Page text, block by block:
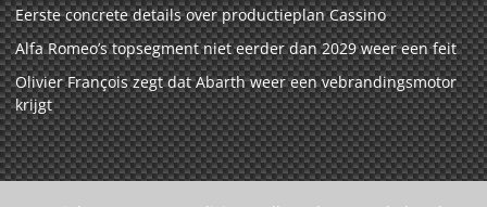
Eerste concrete details over productieplan Cassino
Alfa Romeo’s topsegment niet eerder dan 2029 weer een feit
Olivier François zegt dat Abarth weer een vebrandingsmotor
krijgt